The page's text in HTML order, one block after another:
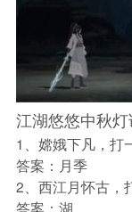
江湖悠悠中秋
1、嫦娥下凡，打
答案：月季
2、西江月怀古，
答案：湖